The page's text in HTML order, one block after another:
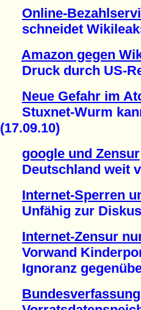
Online-
schneidet
Amazon gegen
Druck durch US-
Neue Gefahr im
Stuxnet-Wurm
(17.09.10)
google und Zensur
Deutschland weit
Internet-Sperren
Unfähig zur
Internet-Zensur
Vorwand
Ignoranz